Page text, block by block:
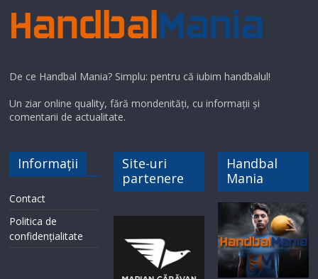
De ce Handbal Mania? Simplu: pentru că iubim handbalul!
Un ziar online quality, fără mondenități, cu informații și
comentarii de actualitate.
Informații
Contact
Politica de
confidențialitate
Site-uri
partenere
Handbal
Mania